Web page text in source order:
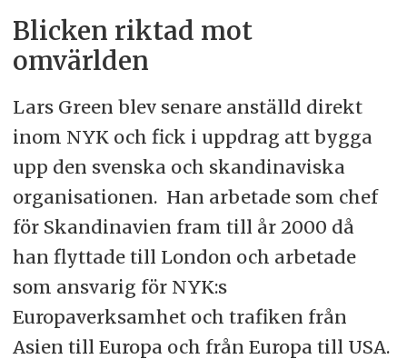
Blicken riktad mot
omvärlden
Lars Green blev senare anställd direkt
inom NYK och fick i uppdrag att bygga
upp den svenska och skandinaviska
organisationen. Han arbetade som chef
för Skandinavien fram till år 2000 då
han flyttade till London och arbetade
som ansvarig för NYK:s
Europaverksamhet och trafiken från
Asien till Europa och från Europa till USA.